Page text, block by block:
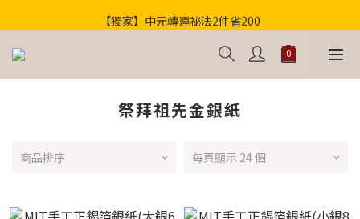
歡迎光臨！全店滿1000免運
【獨家】中元轉運祕法2件省200
歡迎光臨！全店滿1000免運
祭拜祖先金銀紙
商品排序 每頁顯示 24 個